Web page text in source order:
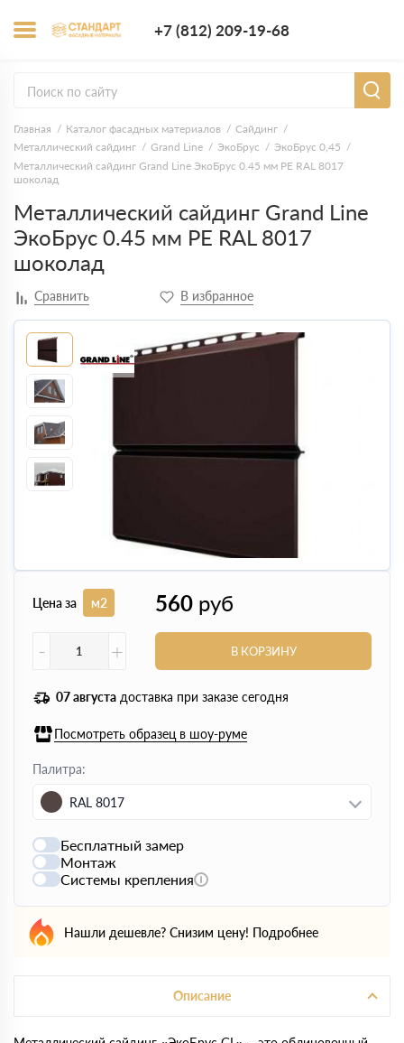
+7 (812) 209-19-68
Главная Каталог фасадных материалов
Сайдинг
Металлический сайдинг
Grand Line ЭкоБрус
ЭкоБрус 0,45
Металлический сайдинг Grand Line ЭкоБрус 0.45 мм PE RAL 8017
шоколад
Металлический сайдинг Grand Line
ЭкоБрус 0.45 мм PE RAL 8017
шоколад
Цена за м2 560 руб
-
+ В КОРЗИНУ
07 августа доставка при заказе сегодня
Посмотреть образец в шоу-руме
Палитра:
RAL 8017
Бесплатный замер
Монтаж
Системы крепления
Нашли дешевле? Снизим цену! Подробнее
Описание